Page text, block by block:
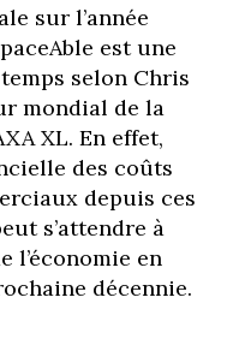
sur l’année
est une
selon Chris
mondial de la
XL. En effet,
des coûts
depuis ces
s’attendre à
l’économie en
décennie.